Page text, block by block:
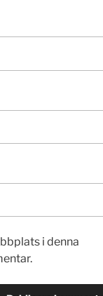
i denna